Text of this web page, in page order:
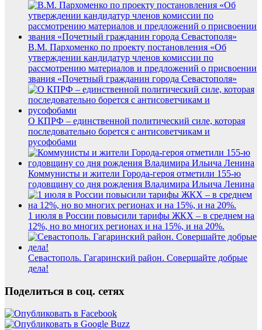
В.М. Пархоменко по проекту постановления «Об
утверждении кандидатур членов комиссии по
рассмотрению материалов и предложений о присвоении
звания «Почетный гражданин города Севастополя»
О КПРФ – единственной политический силе, которая
последовательно борется с антисоветчикам и
русофобами
Коммунисты и жители Города-героя отметили 155-ю
годовщину со дня рождения Владимира Ильича Ленина
1 июля в России повысили тарифы ЖКХ – в среднем на
12%, но во многих регионах и на 15%, и на 20%.
Севастополь. Гагаринский район. Совершайте добрые
дела!
Поделиться в соц. сетях